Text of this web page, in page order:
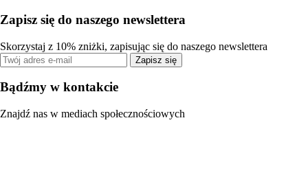
Zapisz się do naszego newslettera
Skorzystaj z 10% zniżki, zapisując się do naszego newslettera
Zapisz się
Bądźmy w kontakcie
Znajdź nas w mediach społecznościowych